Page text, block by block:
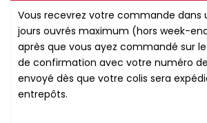
Vous recevrez votre commande dans
jours ouvrés maximum (hors week-
après que vous ayez commandé sur
de confirmation avec votre numéro
envoyé dès que votre colis sera
entrepôts.